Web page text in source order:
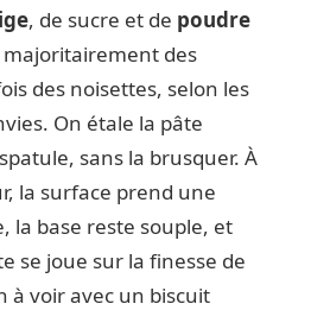
, de sucre et de poudre
majoritairement des
des noisettes, selon les
On étale la pâte
sans la brusquer. À
la surface prend une
la base reste souple, et
se joue sur la finesse de
à voir avec un biscuit